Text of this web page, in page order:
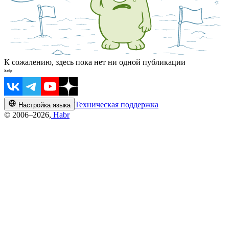
К сожалению, здесь пока нет ни одной публикации
Настройка языка Техническая поддержка
© 2006–2026, Habr